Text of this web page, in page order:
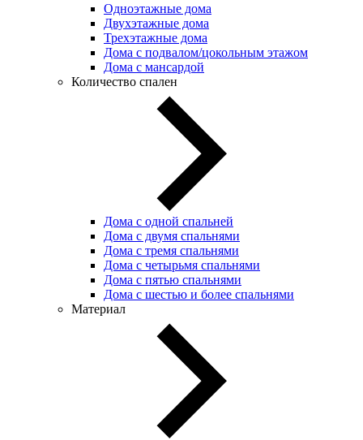
Одноэтажные дома
Двухэтажные дома
Трехэтажные дома
Дома с подвалом/цокольным этажом
Дома с мансардой
Количество спален
Дома с одной спальней
Дома с двумя спальнями
Дома с тремя спальнями
Дома с четырьмя спальнями
Дома с пятью спальнями
Дома с шестью и более спальнями
Материал